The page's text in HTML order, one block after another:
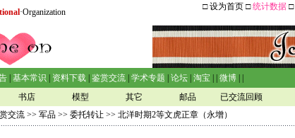
·Organization
□设为首页 □统计数据 □
基本常识 资料下载 鉴赏交流 学术专题 论坛 淘宝 微博
书店 模型 其它 邮品
已交流回顾
交流 >> 军品 >> 委托转让 >> 北洋时期2等文虎正章（永增）